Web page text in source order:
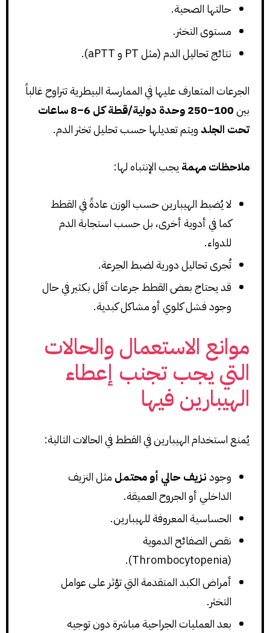
حالتها الصحية.
مستوى التخثر.
نتائج تحاليل الدم (مثل PT و aPTT).
الجرعات المتعارف عليها في الممارسة البيطرية تتراوح غالباً
بين
100–250 وحدة دولية/قطة كل 6–8 ساعات
تحت الجلد ويتم تعديلها حسب تحليل تخثر الدم.
ملاحظات مهمة يجب الإنتباه لها:
لا يُضبط الهيبارين حسب الوزن عادةً في القطط
كما في أدوية أخرى، بل حسب استجابة الدم
للدواء.
تُجرى تحاليل دورية لضبط الجرعة.
قد يحتاج بعض القطط جرعات أقل بكثير في حال
وجود فشل كلوي أو مشاكل كبدية.
موانع الاستعمال والحالات
التي يجب تجنب إعطاء
الهيبارين فيها
يُمنع استخدام الهيبارين في القطط في الحالات التالية:
وجودنزيف حالي أو محتمل مثل النزيف
الداخلي أو الجروح العميقة.
الحساسية المعروفة للهيبارين.
نقص الصفائح الدموية
(Thrombocytopenia).
أمراض الكبد المتقدمة التي تؤثر على عوامل
التخثر.
بعد العمليات الجراحية مباشرة دون توجيه